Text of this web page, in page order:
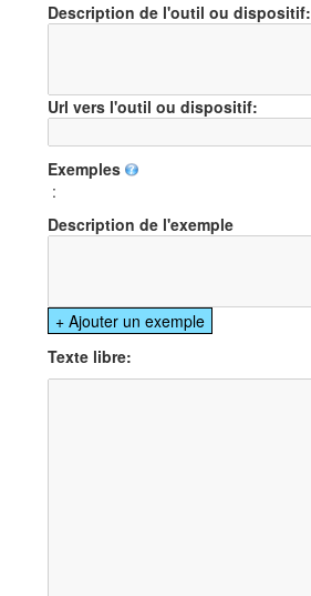
Description de l'outil ou dispositif:
Url vers l'outil ou dispositif:
Exemples
:
Description de l'exemple
Texte libre: